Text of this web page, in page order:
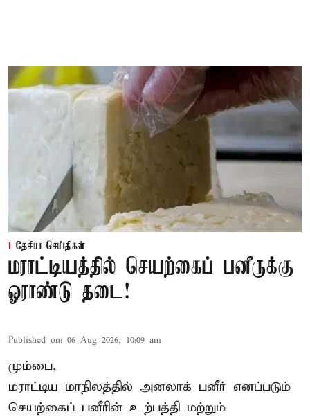
தேசிய செய்திகள்
மராட்டியத்தில் செயற்கைப் பனீருக்கு
ஓராண்டு தடை!
Published on: 06 Aug 2026, 10:09 am
மும்பை,
மராட்டிய மாநிலத்தில் அனலாக் பனீர் எனப்படும்
செயற்கைப் பனீரின் உற்பத்தி மற்றும்